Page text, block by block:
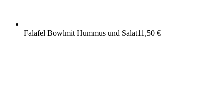
Falafel Bowlmit Hummus und Salat11,50 €